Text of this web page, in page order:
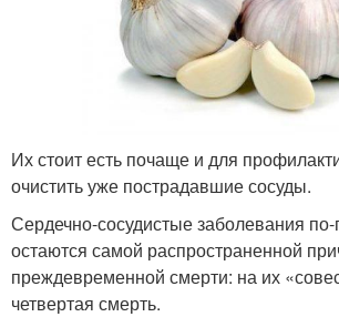
Их стоит есть почаще и для
очистить уже пострадавшие сосуды.
Сердечно-сосудистые заболевания
остаются самой распространенной
преждевременной смерти: на их
четвертая смерть.